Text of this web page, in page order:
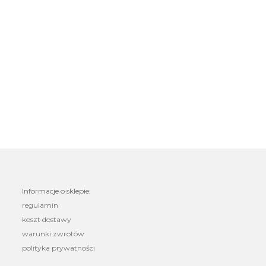
Informacje o sklepie:
regulamin
koszt dostawy
warunki zwrotów
polityka prywatności